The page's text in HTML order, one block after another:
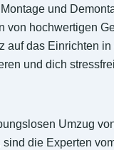
und
von hochwertigen
auf das Einrichten
und dich
Umzug
die Experten